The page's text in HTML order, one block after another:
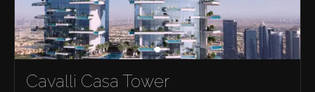
Cavalli Casa Tower